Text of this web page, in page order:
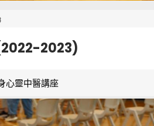
2023)
心靈中醫講座